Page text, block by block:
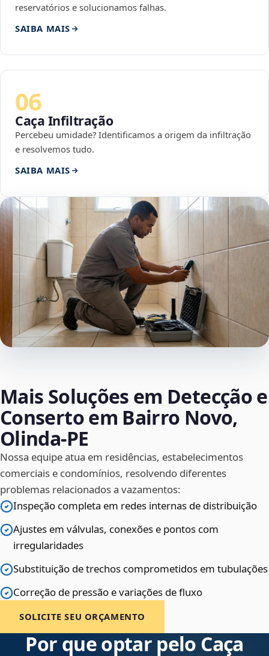
reservatórios e solucionamos falhas.
SAIBA MAIS
06
Caça Infiltração
Percebeu umidade? Identificamos a origem da infiltração
e resolvemos tudo.
SAIBA MAIS
Mais Soluções em Detecção e
Conserto em Bairro Novo,
Olinda‑PE
Nossa equipe atua em residências, estabelecimentos
comerciais e condomínios, resolvendo diferentes
problemas relacionados a vazamentos:
Inspeção completa em redes internas de distribuição
Ajustes em válvulas, conexões e pontos com
irregularidades
Substituição de trechos comprometidos em tubulações
Correção de pressão e variações de fluxo
SOLICITE SEU ORÇAMENTO
Por que optar pelo Caça